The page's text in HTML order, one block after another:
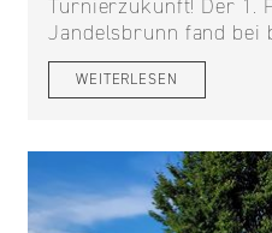
Turnierzukunft! Der 1.
Jandelsbrunn fand bei
WEITERLESEN